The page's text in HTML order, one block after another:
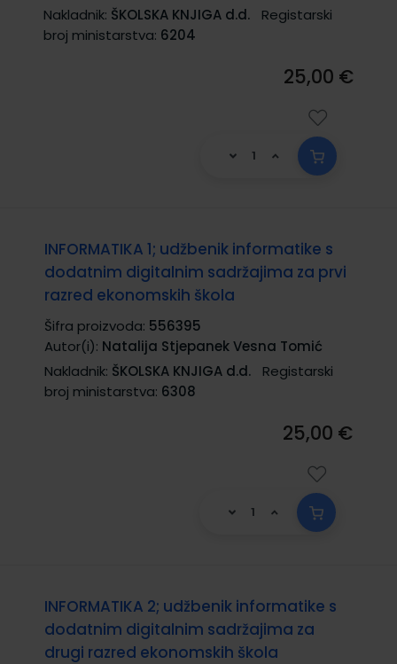
Nakladnik: ŠKOLSKA KNJIGA d.d.
Registarski
broj ministarstva: 6204
25,00 €
INFORMATIKA 1; udžbenik informatike s
dodatnim digitalnim sadržajima za prvi
razred ekonomskih škola
Šifra proizvoda: 556395
Autor(i): Natalija Stjepanek Vesna Tomić
Nakladnik: ŠKOLSKA KNJIGA d.d.
Registarski
broj ministarstva: 6308
25,00 €
INFORMATIKA 2; udžbenik informatike s
dodatnim digitalnim sadržajima za
drugi razred ekonomskih škola